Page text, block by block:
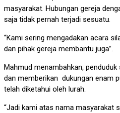
masyarakat. Hubungan gereja
saja tidak pernah terjadi sesuatu.
“Kami sering mengadakan acara
dan pihak gereja membantu juga”.
Mahmud menambahkan,
dan memberikan dukungan enam
telah diketahui oleh lurah.
“Jadi kami atas nama masyarakat